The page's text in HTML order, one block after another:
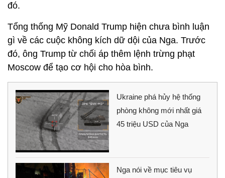
đó.
Tổng thống Mỹ Donald Trump hiện chưa bình luận
gì về các cuộc không kích dữ dội của Nga. Trước
đó, ông Trump từ chối áp thêm lệnh trừng phạt
Moscow để tạo cơ hội cho hòa bình.
Ukraine phá hủy hệ thống
phòng không mới nhất giá
45 triệu USD của Nga
Nga nói về mục tiêu vụ